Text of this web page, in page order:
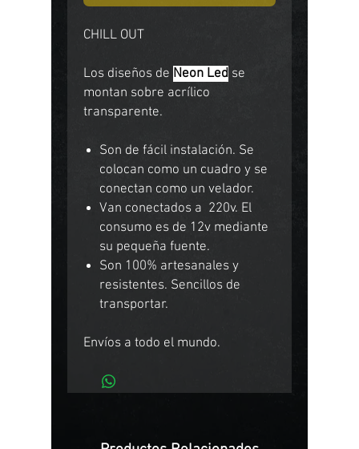
CHILL OUT
Los diseños de Neon Led se
montan sobre acrílico
transparente.
Son de fácil instalación. Se
colocan como un cuadro y se
conectan como un velador.
Van conectados a 220v. El
consumo es de 12v mediante
su pequeña fuente.
Son 100% artesanales y
resistentes. Sencillos de
transportar.
Envíos a todo el mundo.